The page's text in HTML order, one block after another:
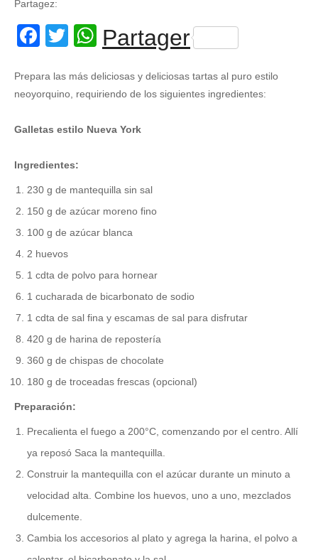
Partagez:
Facebook
Twitter
WhatsApp
Partager
Prepara las más deliciosas y deliciosas tartas al puro estilo
neoyorquino, requiriendo de los siguientes ingredientes:
Galletas estilo Nueva York
Ingredientes:
230 g de mantequilla sin sal
150 g de azúcar moreno fino
100 g de azúcar blanca
2 huevos
1 cdta de polvo para hornear
1 cucharada de bicarbonato de sodio
1 cdta de sal fina y escamas de sal para disfrutar
420 g de harina de repostería
360 g de chispas de chocolate
180 g de troceadas frescas (opcional)
Preparación:
Precalienta el fuego a 200°C, comenzando por el centro. Allí
ya reposó Saca la mantequilla.
Construir la mantequilla con el azúcar durante un minuto a
velocidad alta. Combine los huevos, uno a uno, mezclados
dulcemente.
Cambia los accesorios al plato y agrega la harina, el polvo a